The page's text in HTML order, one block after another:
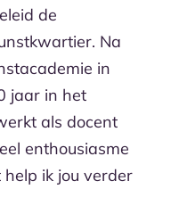
de
Na
in
jaar in het
als docent
enthousiasme
ik jou verder